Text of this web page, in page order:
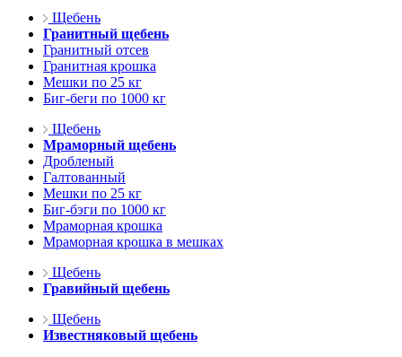
Щебень
Гранитный щебень
Гранитный отсев
Гранитная крошка
Мешки по 25 кг
Биг-беги по 1000 кг
Щебень
Мраморный щебень
Дробленый
Галтованный
Мешки по 25 кг
Биг-бэги по 1000 кг
Мраморная крошка
Мраморная крошка в мешках
Щебень
Гравийный щебень
Щебень
Известняковый щебень